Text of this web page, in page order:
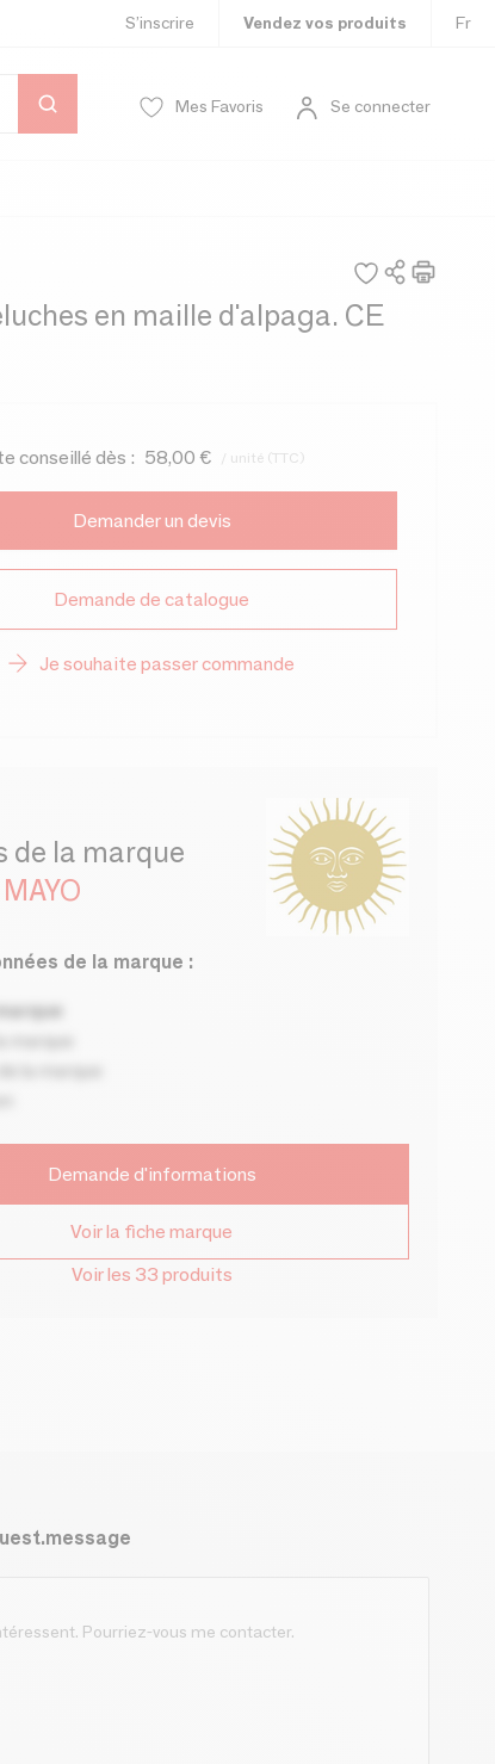
S’inscrire Vendez vos produits Fr
Mes Favoris Se connecter
en maille d'alpaga. CE
conseillé dès : 58,00 € / unité (TTC)
Demander un devis
Demande de catalogue
Je souhaite passer commande
de la marque
de la marque :
marque
Demande d'informations
Voir la fiche marque
Voir les 33 produits